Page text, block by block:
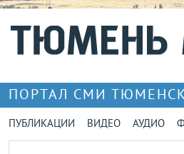
ПОРТАЛ СМИ
ПУБЛИКАЦИИ ВИДЕО АУДИО